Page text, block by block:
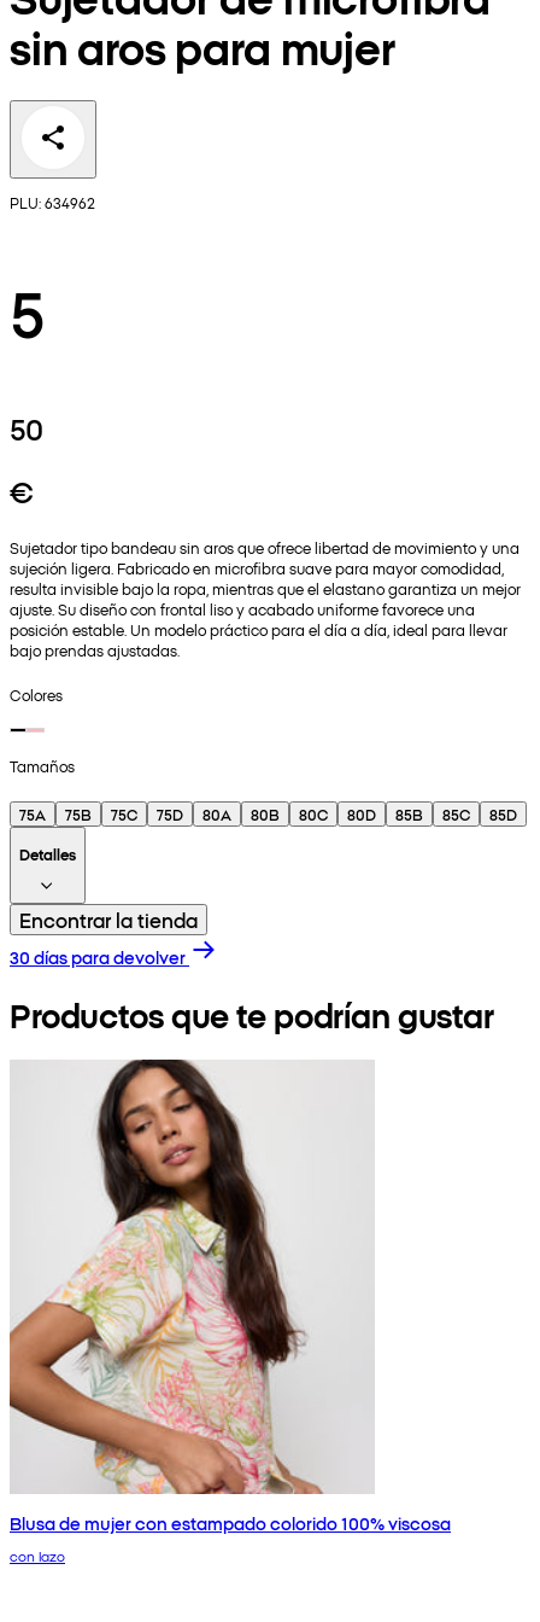
sin aros para mujer
PLU: 634962
5
50
€
Sujetador tipo bandeau sin aros que ofrece libertad de movimiento y una
sujeción ligera. Fabricado en microfibra suave para mayor comodidad,
resulta invisible bajo la ropa, mientras que el elastano garantiza un mejor
ajuste. Su diseño con frontal liso y acabado uniforme favorece una
posición estable. Un modelo práctico para el día a día, ideal para llevar
bajo prendas ajustadas.
Colores
Tamaños
75A 75B 75C 75D 80A 80B 80C 80D 85B 85C
85D
Detalles
Encontrar la tienda
30 días para devolver
Productos que te podrían gustar
Blusa de mujer con estampado colorido 100% viscosa
con lazo